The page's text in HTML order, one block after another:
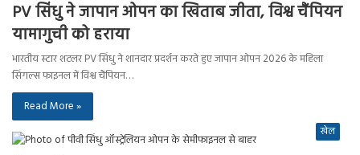
PV सिंधु ने जापान ओपन का खिताब जीता, विश्व चैंपियन
यामागुची को हराया
भारतीय स्टार शटलर PV सिंधु ने शानदार प्रदर्शन करते हुए जापान ओपन 2026 के महिला
सिंगल्स फाइनल में विश्व चैंपियन…
Read More »
खेल